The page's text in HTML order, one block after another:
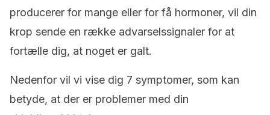
producerer for mange eller for få hormoner, vil din
krop sende en række advarselssignaler for at
fortælle dig, at noget er galt.
Nedenfor vil vi vise dig 7 symptomer, som kan
betyde, at der er problemer med din